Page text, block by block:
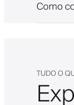
Como
TUDO O